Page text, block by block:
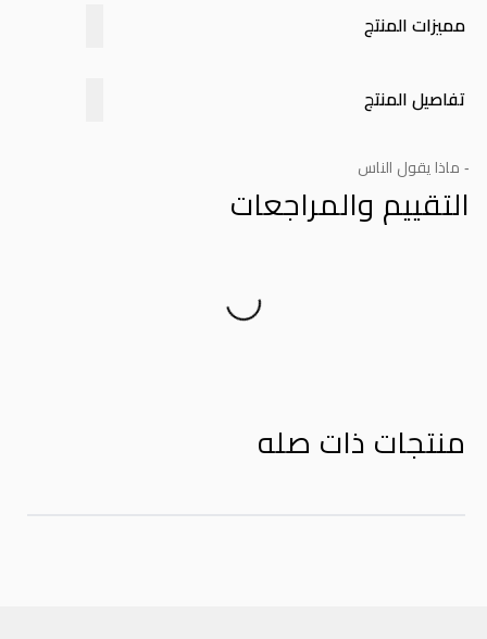
مميزات المنتج
تفاصيل المنتج
- ماذا يقول الناس
التقييم والمراجعات
منتجات ذات صله